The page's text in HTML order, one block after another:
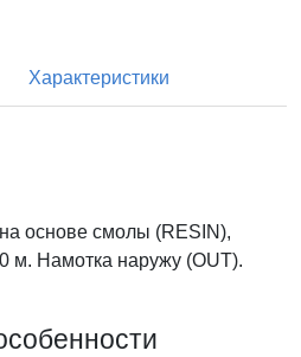
Характеристики
основе смолы (RESIN),
м. Намотка наружу (OUT).